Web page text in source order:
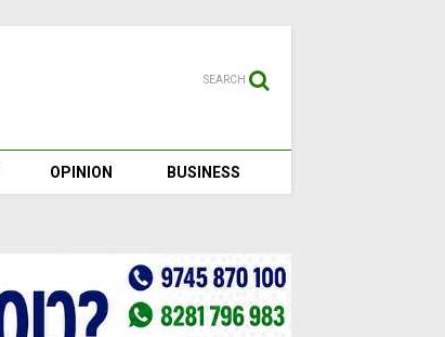
SEARCH
OPINION BUSINESS